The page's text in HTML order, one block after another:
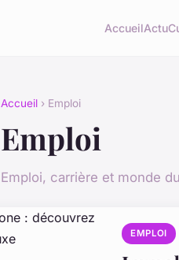
AccueilActu
Accueil › Emploi
Emploi
Emploi, carrière et monde
EMPLOI